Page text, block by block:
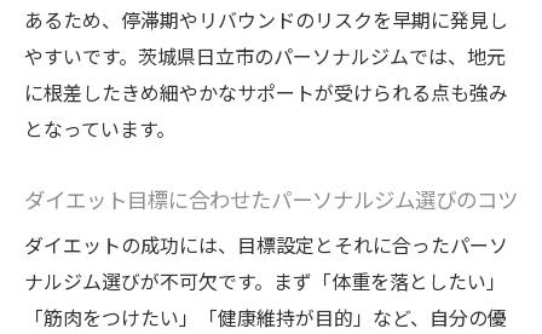
あるため、停滞期やリバウンドのリスクを早期に発見し
やすいです。茨城県日立市のパーソナルジムでは、地元
に根差したきめ細やかなサポートが受けられる点も強み
となっています。
ダイエット目標に合わせたパーソナルジム選びのコツ
ダイエットの成功には、目標設定とそれに合ったパーソ
ナルジム選びが不可欠です。まず「体重を落としたい」
「筋肉をつけたい」「健康維持が目的」など、自分の優